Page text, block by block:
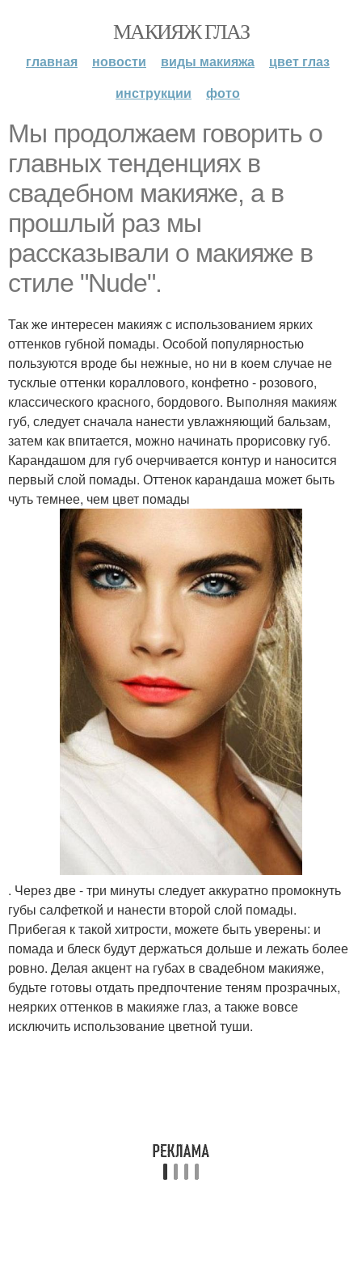
МАКИЯЖ ГЛАЗ
главная новости виды макияжа
цвет глаз
инструкции
фото
Мы продолжаем говорить о
главных тенденциях в
свадебном макияже, а в
прошлый раз мы
рассказывали о макияже в
стиле "Nude".
Так же интересен макияж с использованием ярких
оттенков губной помады. Особой популярностью
пользуются вроде бы нежные, но ни в коем случае не
тусклые оттенки кораллового, конфетно - розового,
классического красного, бордового. Выполняя макияж
губ, следует сначала нанести увлажняющий бальзам,
затем как впитается, можно начинать прорисовку губ.
Карандашом для губ очерчивается контур и наносится
первый слой помады. Оттенок карандаша может быть
чуть темнее, чем цвет помады
. Через две - три минуты следует аккуратно промокнуть
губы салфеткой и нанести второй слой помады.
Прибегая к такой хитрости, можете быть уверены: и
помада и блеск будут держаться дольше и лежать более
ровно. Делая акцент на губах в свадебном макияже,
будьте готовы отдать предпочтение теням прозрачных,
неярких оттенков в макияже глаз, а также вовсе
исключить использование цветной туши.